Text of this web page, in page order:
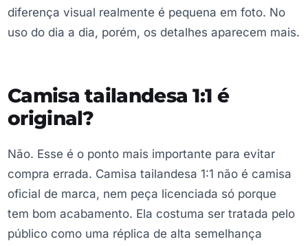
diferença visual realmente é pequena em foto. No
uso do dia a dia, porém, os detalhes aparecem mais.
Camisa tailandesa 1:1 é
original?
Não. Esse é o ponto mais importante para evitar
compra errada. Camisa tailandesa 1:1 não é camisa
oficial de marca, nem peça licenciada só porque
tem bom acabamento. Ela costuma ser tratada pelo
público como uma réplica de alta semelhança